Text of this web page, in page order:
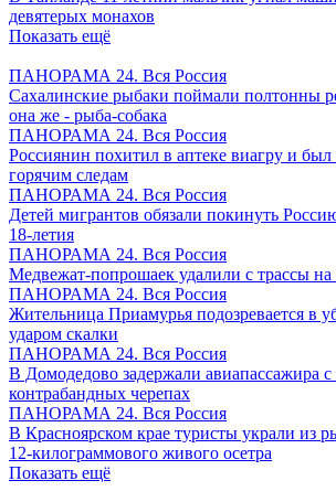
девятерых монахов
Показать ещё
ПАНОРАМА 24. Вся Россия
Сахалинские рыбаки поймали полтонны
она же - рыба-собака
ПАНОРАМА 24. Вся Россия
Россиянин похитил в аптеке виагру и был
горячим следам
ПАНОРАМА 24. Вся Россия
Детей мигрантов обязали покинуть
18-летия
ПАНОРАМА 24. Вся Россия
Медвежат-попрошаек удалили с трассы
ПАНОРАМА 24. Вся Россия
Жительница Приамурья подозревается в
ударом скалки
ПАНОРАМА 24. Вся Россия
В Домодедово задержали авиапассажира
контрабандных черепах
ПАНОРАМА 24. Вся Россия
В Красноярском крае туристы украли из
12-килограммового живого осетра
Показать ещё